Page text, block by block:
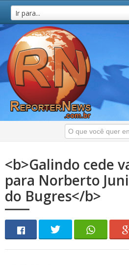
Ir para...
<b>Galindo cede
para Norberto
do Bugres</b>